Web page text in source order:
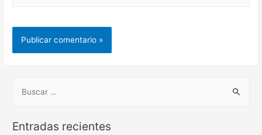
c
Entradas recientes